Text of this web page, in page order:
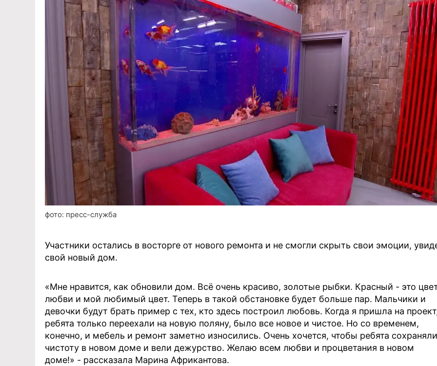
фото: пресс-служба
Участники остались в восторге от нового ремонта и не смогли скрыть свои эмоции,
свой новый дом.
«Мне нравится, как обновили дом. Всё очень красиво, золотые рыбки. Красный - это
любви и мой любимый цвет. Теперь в такой обстановке будет больше пар. Мальчики и
девочки будут брать пример с тех, кто здесь построил любовь. Когда я пришла на
ребята только переехали на новую поляну, было все новое и чистое. Но со временем,
конечно, и мебель и ремонт заметно износились. Очень хочется, чтобы ребята сохраняли
чистоту в новом доме и вели дежурство. Желаю всем любви и процветания в новом
доме!» - рассказала Марина Африкантова.